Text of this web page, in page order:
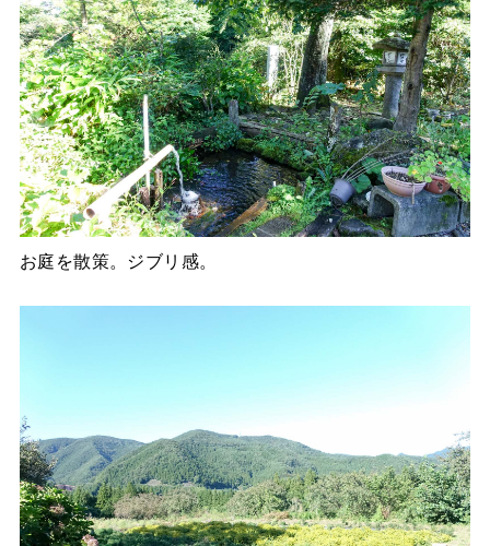
お庭を散策。ジブリ感。